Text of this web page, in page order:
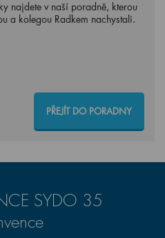
najdete v naší poradně, kterou
a kolegou Radkem nachystali.
PŘEJÍT DO PORADNY
SYDO 35